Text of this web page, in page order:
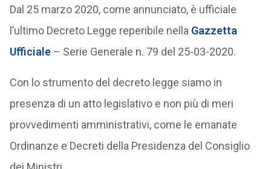
Dal 25 marzo 2020, come annunciato, è ufficiale
l’ultimo Decreto Legge reperibile nella Gazzetta
Ufficiale – Serie Generale n. 79 del 25-03-2020.
Con lo strumento del decreto legge siamo in
presenza di un atto legislativo e non più di meri
provvedimenti amministrativi, come le emanate
Ordinanze e Decreti della Presidenza del Consiglio